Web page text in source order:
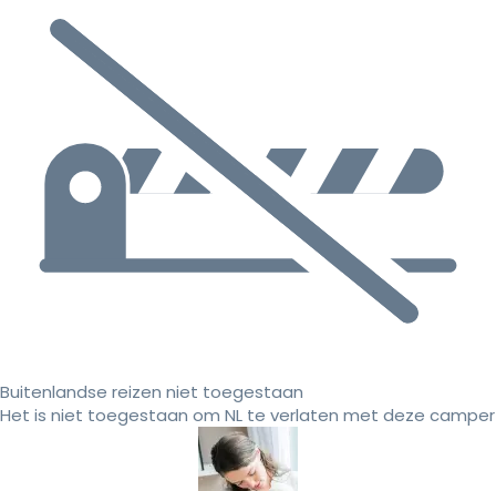
Buitenlandse reizen niet toegestaan
Het is niet toegestaan om NL te verlaten met deze camper